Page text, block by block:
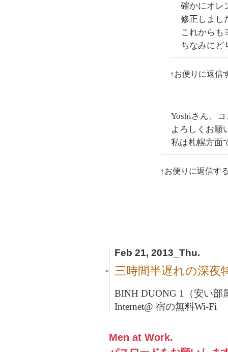
確かにオレ
修正しまし
これからも
ちなみにど
↑お便りに返信
Yoshiさん、
よろしくお願
私は札幌方面
↑お便りに返信す
Feb 21, 2013_Thu.
■ 三時間半遅れの深
BINH DUONG 1（安い部
Internet@ 宿の無料Wi-Fi
Men at Work.